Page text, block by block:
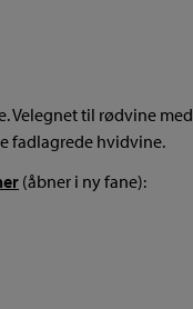
Velegnet til rødvine med
fadlagrede hvidvine.
(åbner i ny fane):